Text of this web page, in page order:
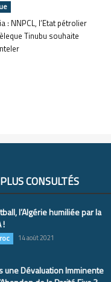
: NNPCL, l’Etat pétrolier
Tinubu souhaite
CONSULTÉS
l’Algérie humiliée par la
!
14 août 2021
une Dévaluation Imminente